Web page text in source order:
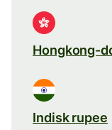
Hongkong-
Indisk rupee